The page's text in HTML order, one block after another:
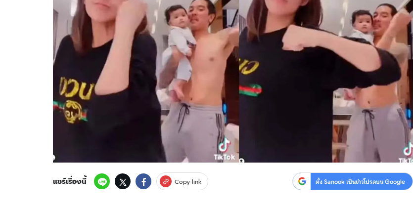
ดาวน์โหลดสนุกแอปฟรี ติดตามสนุกโซเชียลได้ที่
สงวนลิขสิทธิ์ © 2569 บริษัท อิมเมจ ฟิวเจอร์ (ประเทศไทย) จำกัด
แชร์เรื่องนี้ Copy link ตั้ง Sanook เป็นข่าวโปรดบน Google